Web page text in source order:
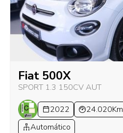
Fiat 500X
SPORT 1.3 150CV AUT
2022 24.020Km
Automático